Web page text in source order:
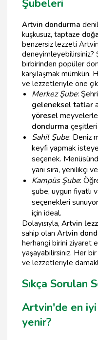
Şubeleri
Artvin dondurma
kuşkusuz, taptaze
benzersiz lezzeti
deneyimleyebilirsiniz?
birbirinden popüler
karşılaşmak mümkün.
ve lezzetleriyle öne
Merkez Şube:
geleneksel tatlar
yöreselmeyvelerle
dondurma
Sahil Şube: Deniz
keyfi yapmak
seçenek.
yanı sıra, yenilikçi
Kampüs Şube:
şube, uygun fiyatlı
seçenekleri sunuyor.
için ideal.
Dolayısıyla, Artvin
sahip olan Artvin
herhangi birini ziyaret
yaşayabilirsiniz. Her
ve lezzetleriyle
Sıkça Sorulan
Artvin'de en
yenir?